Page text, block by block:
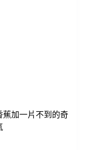
蕉加一片不到的奇